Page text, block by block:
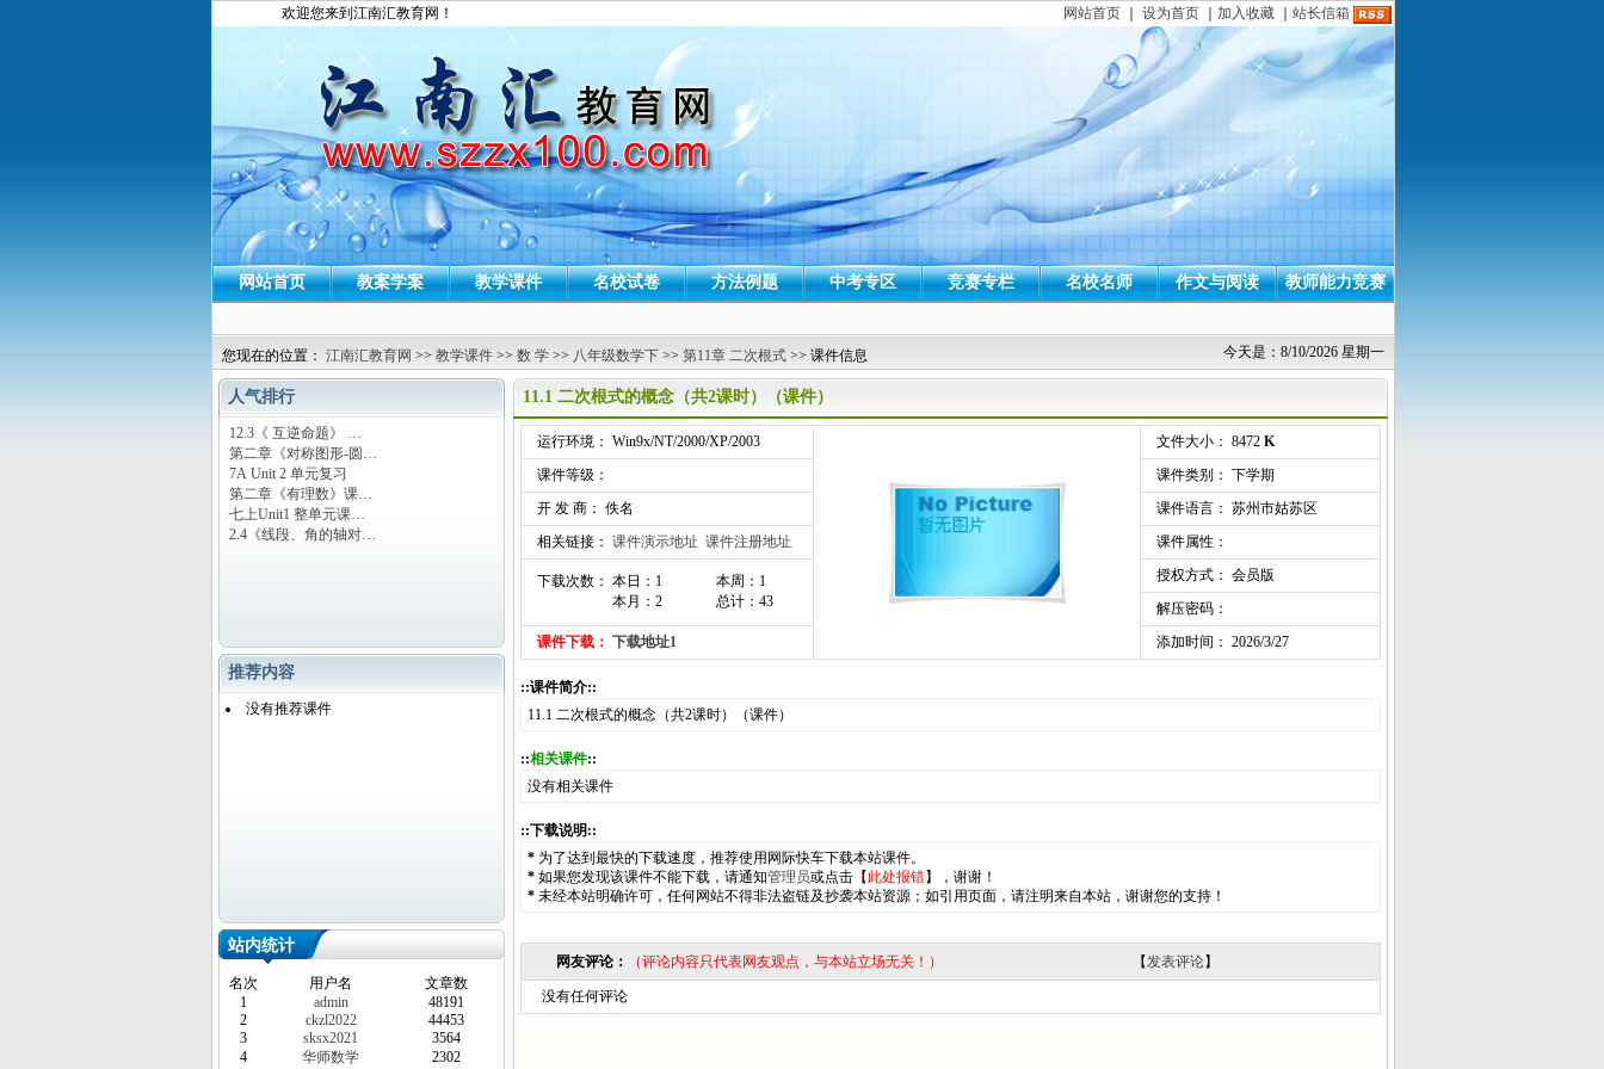
欢迎您来到江南汇教育网！ 网站首页 设为首页 加入收藏 站长信箱
网站首页 教案学案 教学课件 名校试卷 方法例题 中考专区 竞赛专栏 名校名师 作文与阅读 教师能力竞赛
今天是：8/10/2026 星期一
您现在的位置： 江南汇教育网 >> 教学课件 >> 数 学 >> 八年级数学下 >> 第11章 二次根式 >> 课件信息
人气排行
12.3《 互逆命题》 …
第二章《对称图形-圆…
7A Unit 2 单元复习
第二章《有理数》课…
七上Unit1 整单元课…
2.4《线段、角的轴对…
推荐内容
没有推荐课件
站内统计
名次 用户名
文章数
1
admin
48191
2
ckzl2022
44453
3
sksx2021
3564
4
华师数学
2302
11.1 二次根式的概念（共2课时）（课件）
运行环境： Win9x/NT/2000/XP/2003 文件大小： 8472 K
课件等级：
课件类别： 下学期
开 发 商： 佚名
课件语言： 苏州市姑苏区
相关链接： 课件演示地址 课件注册地址 课件属性：
下载次数： 本日：1
本月：2
本周：1
总计：43
授权方式： 会员版
解压密码：
课件下载： 下载地址1 添加时间： 2026/3/27
::课件简介::
11.1 二次根式的概念（共2课时）（课件）
::相关课件::
没有相关课件
::下载说明::
* 为了达到最快的下载速度，推荐使用网际快车下载本站课件。
* 如果您发现该课件不能下载，请通知管理员或点击【 此处报错】，谢谢！
* 未经本站明确许可，任何网站不得非法盗链及抄袭本站资源；如引用页面，请注明来自本站，谢谢您的支持！
网友评论： （评论内容只代表网友观点，与本站立场无关！） 【发表评论】
没有任何评论